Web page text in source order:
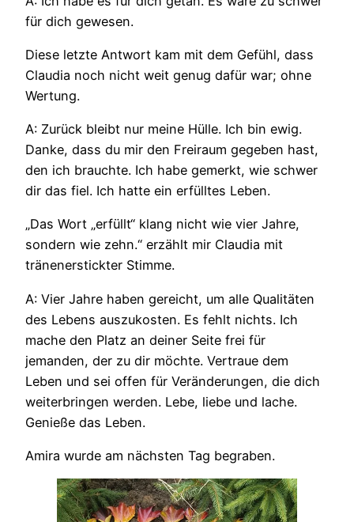
für dich gewesen.
Diese letzte Antwort kam mit dem Gefühl, dass
Claudia noch nicht weit genug dafür war; ohne
Wertung.
A: Zurück bleibt nur meine Hülle. Ich bin ewig.
Danke, dass du mir den Freiraum gegeben hast,
den ich brauchte. Ich habe gemerkt, wie schwer
dir das fiel. Ich hatte ein erfülltes Leben.
„Das Wort „erfüllt“ klang nicht wie vier Jahre,
sondern wie zehn.“ erzählt mir Claudia mit
tränenerstickter Stimme.
A: Vier Jahre haben gereicht, um alle Qualitäten
des Lebens auszukosten. Es fehlt nichts. Ich
mache den Platz an deiner Seite frei für
jemanden, der zu dir möchte. Vertraue dem
Leben und sei offen für Veränderungen, die dich
weiterbringen werden. Lebe, liebe und lache.
Genieße das Leben.
Amira wurde am nächsten Tag begraben.